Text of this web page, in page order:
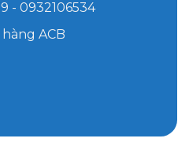
- 0932106534
ACB